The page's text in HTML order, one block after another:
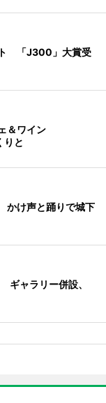
ト 「J300」大賞受
＆ワイン
と
かけ声と踊りで城下
ャラリー併設、